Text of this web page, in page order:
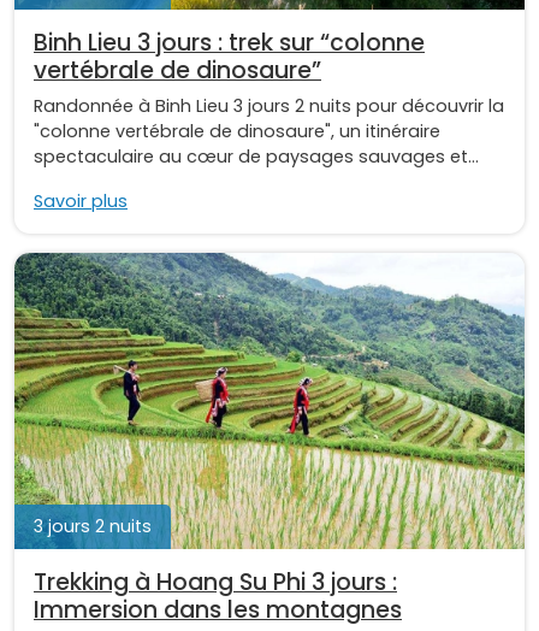
Binh Lieu 3 jours : trek sur “colonne
vertébrale de dinosaure”
Randonnée à Binh Lieu 3 jours 2 nuits pour découvrir la
"colonne vertébrale de dinosaure", un itinéraire
spectaculaire au cœur de paysages sauvages et...
Savoir plus
3 jours 2 nuits
Trekking à Hoang Su Phi 3 jours :
Immersion dans les montagnes